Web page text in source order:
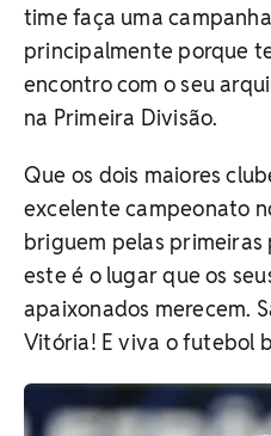
time faça uma
principalmente porque
encontro com o seu
na Primeira Divisão.
Que os dois maiores
excelente campeonato
briguem pelas primeiras
este é o lugar que os
apaixonados merecem.
Vitória! E viva o futebol